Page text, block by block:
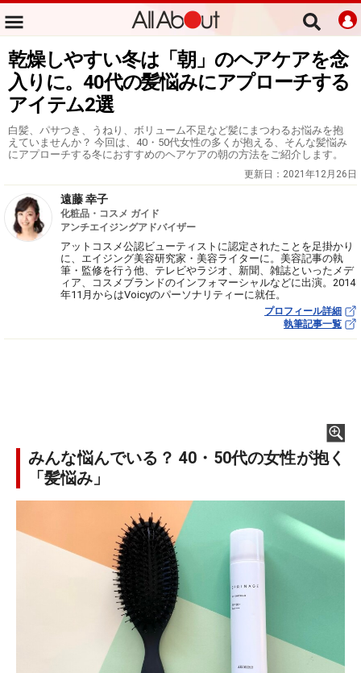
乾燥しやすい冬は「朝」のヘアケアを念
入りに。40代の髪悩みにアプローチする
アイテム2選
白髪、パサつき、うねり、ボリューム不足など髪にまつわるお悩みを抱
えていませんか？ 今回は、40・50代女性の多くが抱える、そんな髪悩み
にアプローチする冬におすすめのヘアケアの朝の方法をご紹介します。
更新日： 2021年12月26日
遠藤 幸子
化粧品・コスメ ガイド
アンチエイジングアドバイザー
アットコスメ公認ビューティストに認定されたことを足掛かり
に、エイジング美容研究家・美容ライターに。美容記事の執
筆・監修を行う他、テレビやラジオ、新聞、雑誌といったメデ
ィア、コスメブランドのインフォマーシャルなどに出演。2014
年11月からはVoicyのパーソナリティーに就任。
プロフィール詳細
執筆記事一覧
みんな悩んでいる？ 40・50代の女性が抱く
「髪悩み」